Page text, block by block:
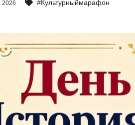
#Культурныймарафон